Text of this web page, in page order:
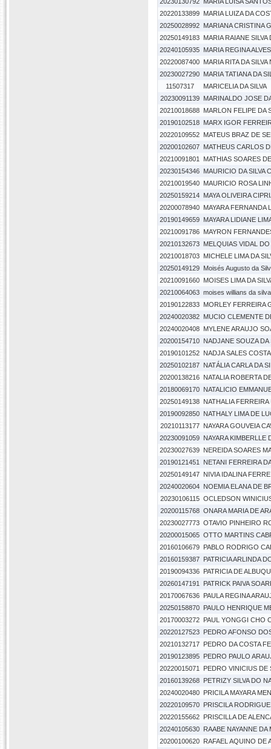
20220133899 MARIA LUIZA DA
20250028992 MARIANA CRISTINA
20250149183 MARIA RAIANE
20240105935 MARIA REGINA
20220087400 MARIA RITA DA
20230027290 MARIA TATIANA DA
11507317
MARICELIA DA SILVA
20230091139
MARINALDO JOSE
20210018688 MARLON FELIPE DA
20190102518 MARX IGOR
20220109552 MATEUS BRAZ DE
20200102607 MATHEUS CARLOS
20210091801
MATHIAS SOARES
20230154346 MAURICIO DA SILVA
20210019540 MAURICIO ROSA
20250159214 MAYA OLIVEIRA
20200078940 MAYARA FERNANDA
20190149659 MAYARA LIDIANE
20210091786 MAYRON
20210132673 MELQUIAS VIDAL
20210018703 MICHELE LIMA DA
20250149129 Moisés Augusto da
20210091660 MOISES LIMA DA
20210064063 moises willians da silva
20190122833 MORLEY FERREIRA
20240020382 MUCIO CLEMENTE
20240020408 MYLENE ARAUJO
20200154710 NADJANE SOUZA DA
20190101252 NADJA SALES
20250102187 NATÁLIA CARLA DA
20200138216 NATALIA ROBERTA
20180069170 NATALICIO
20250149138 NATHALIA FERREIRA
20190092850 NATHALY LIMA DE
20210113177
NAYARA GOUVEIA
20230091059 NAYARA KIMBERLLE
20230027639 NEREIDA SOARES
20190121451
NETANI FERREIRA
20250149147 NIVIA IDALINA
20240020604 NOEMIA ELANA DE
20230106115 OCLEDSON
20200115768 ONARA MARIA DE
20230027773 OTAVIO PINHEIRO
20200015065 OTTO MARTINS
20160106679 PABLO RODRIGO
20160159387 PATRICIA ARLINDA
20190094336 PATRICIA DE
20260147191
PATRICK PAIVA
20170067636 PAULA REGINA
20250158870 PAULO HENRIQUE
20170003272 PAUL YONGGI CHO
20220127523 PEDRO AFONSO
20210132717 PEDRO DA COSTA
20190123895 PEDRO PAULO
20220015071
PEDRO VINICIUS DE
20160139268 PETRIZY SILVA DO
20240020480 PRICILA MAYARA
20220109570 PRISCILA
20220155662 PRISCILLA DE
20240105630 RAABE NAYANNE DA
20200100620 RAFAEL AQUINO DE